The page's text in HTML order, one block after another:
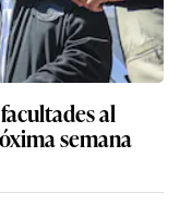
al
semana